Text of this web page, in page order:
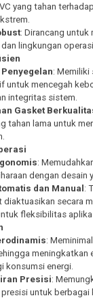
yang tahan
: Dirancang untuk
lingkungan
: Memiliki
untuk mencegah
integritas sistem.
Gasket
tahan lama untuk
:
dengan desain
dan Manual :
diaktuasikan secara
fleksibilitas
:
meningkatkan
konsumsi energi.
Presisi:
presisi untuk berbagai